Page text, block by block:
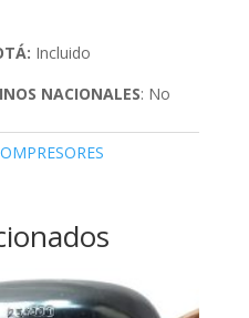
Incluido
NACIONALES: No